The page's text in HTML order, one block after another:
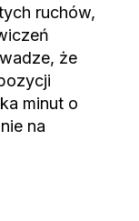
ruchów,
że
minut o
na